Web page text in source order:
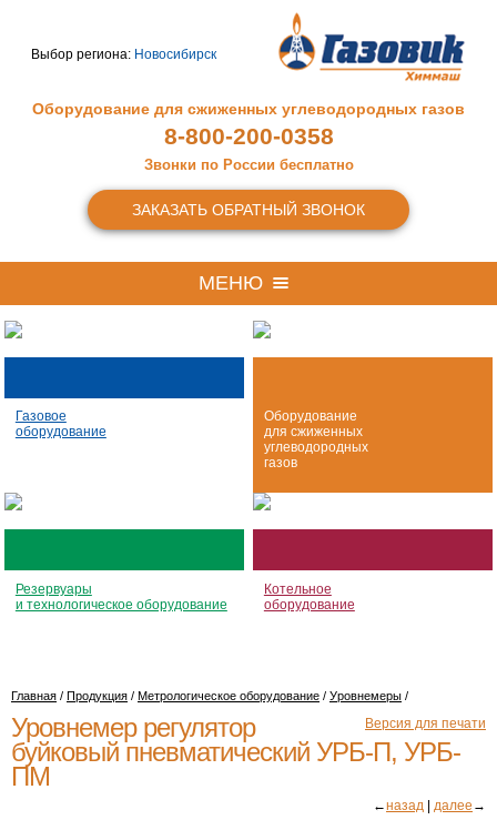
Выбор региона: Новосибирск
Оборудование для сжиженных углеводородных газов
8-800-200-0358
Звонки по России бесплатно
ЗАКАЗАТЬ ОБРАТНЫЙ ЗВОНОК
МЕНЮ
Газовое
оборудование
Оборудование
для сжиженных
углеводородных
газов
Резервуары
и технологическое оборудование
Котельное
оборудование
Главная / Продукция / Метрологическое оборудование / Уровнемеры /
Версия для печати
Уровнемер регулятор
буйковый пневматический УРБ-П, УРБ-
ПМ
←назад | далее →